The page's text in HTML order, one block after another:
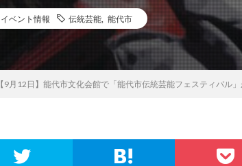
イベント情報 伝統芸能 能代市
【9月12日】能代市文化会館で「能代市伝統芸能フェスティバル